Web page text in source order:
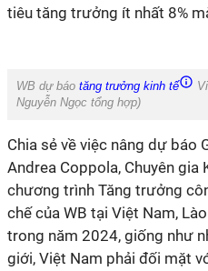
tiêu tăng trưởng ít nhất 8%
WB dự báo tăng trưởng kinh tế
Nguyễn Ngọc tổng hợp)
Chia sẻ về việc nâng dự báo
Andrea Coppola, Chuyên gia
chương trình Tăng trưởng
chế của WB tại Việt Nam,
trong năm 2024, giống như
giới, Việt Nam phải đối mặt